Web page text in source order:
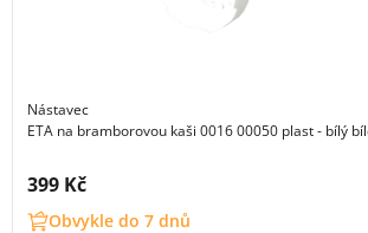
Nástavec
ETA na bramborovou kaši 0016 00050 plast - bílý
Cena s DPH:
399 Kč
Obvykle do 7 dnů